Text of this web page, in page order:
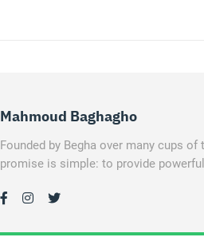
Mahmoud Baghagho
Founded by Begha over many cups
promise is simple: to provide